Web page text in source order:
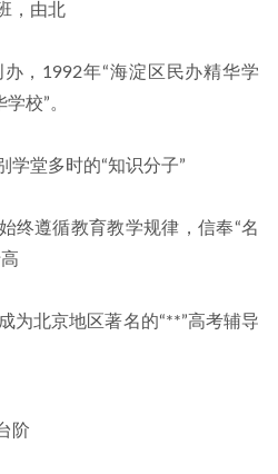
，由北
，1992年“海淀区民办精华学
校”。
学堂多时的“知识分子”
终遵循教育教学规律，信奉“名
为北京地区著名的“**”高考辅导
阶
春季班 2024-03-13
教程+课堂笔记寒春班